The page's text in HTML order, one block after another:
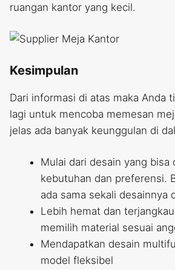
ruangan kantor yang kecil.
Kesimpulan
Dari informasi di atas maka Anda
lagi untuk mencoba memesan
jelas ada banyak keunggulan di
Mulai dari desain yang bisa
kebutuhan dan preferensi.
ada sama sekali desainnya
Lebih hemat dan
memilih material sesuai
Mendapatkan desain
model fleksibel